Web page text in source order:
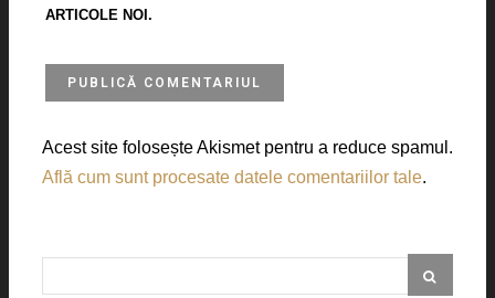
ARTICOLE NOI.
Acest site folosește Akismet pentru a reduce spamul.
Află cum sunt procesate datele comentariilor tale.